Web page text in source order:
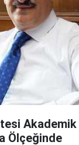
Akademik
Ölçeğinde